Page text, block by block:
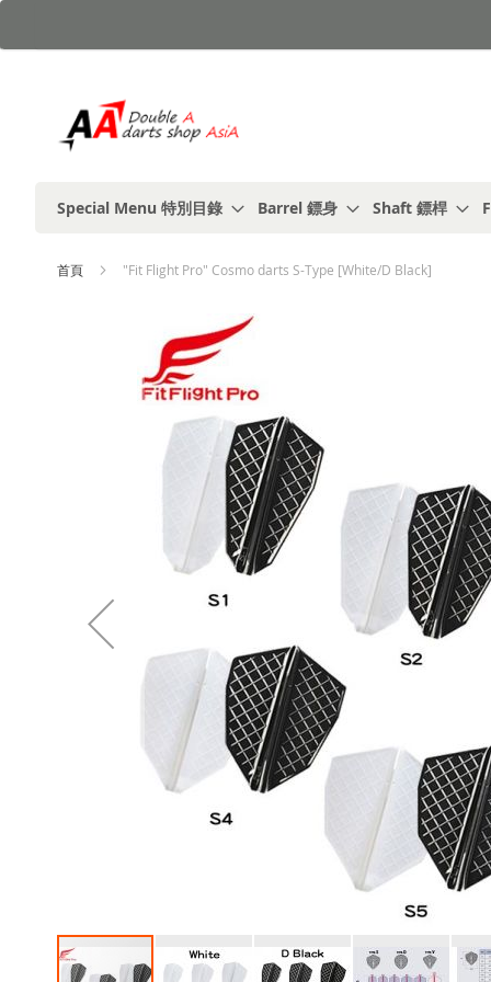
到
Special Menu 特別目錄
Barrel 鏢身 Shaft 鏢桿
首頁 "Fit Flight Pro" Cosmo darts S-Type [White/D Black]